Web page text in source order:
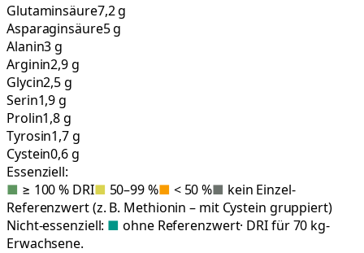
Glutaminsäure7,2 g
Asparaginsäure5 g
Alanin3 g
Arginin2,9 g
Glycin2,5 g
Serin1,9 g
Prolin1,8 g
Tyrosin1,7 g
Cystein0,6 g
Essenziell:
■ ≥ 100 % DRI■ 50–99 %■ < 50 %■ kein Einzel-
Referenzwert (z. B. Methionin – mit Cystein gruppiert)
Nicht-essenziell: ■ ohne Referenzwert· DRI für 70 kg-
Erwachsene.